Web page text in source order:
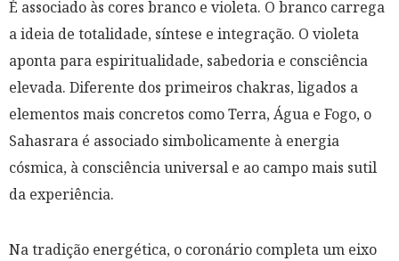
É associado às cores branco e violeta. O branco carrega
a ideia de totalidade, síntese e integração. O violeta
aponta para espiritualidade, sabedoria e consciência
elevada. Diferente dos primeiros chakras, ligados a
elementos mais concretos como Terra, Água e Fogo, o
Sahasrara é associado simbolicamente à energia
cósmica, à consciência universal e ao campo mais sutil
da experiência.
Na tradição energética, o coronário completa um eixo